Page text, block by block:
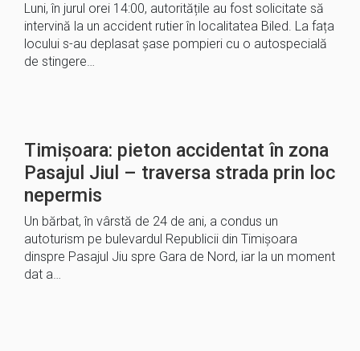
Luni, în jurul orei 14:00, autoritățile au fost solicitate să
intervină la un accident rutier în localitatea Biled. La fața
locului s-au deplasat șase pompieri cu o autospecială
de stingere…
Timișoara: pieton accidentat în zona
Pasajul Jiul – traversa strada prin loc
nepermis
Un bărbat, în vârstă de 24 de ani, a condus un
autoturism pe bulevardul Republicii din Timișoara
dinspre Pasajul Jiu spre Gara de Nord, iar la un moment
dat a…